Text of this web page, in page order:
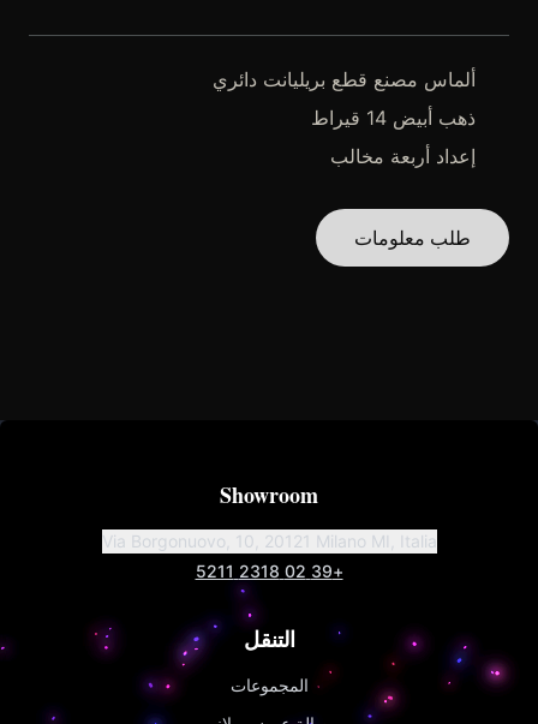
ألماس مصنع قطع بريليانت دائري
ذهب أبيض 14 قيراط
إعداد أربعة مخالب
طلب معلومات
Showroom
Via Borgonuovo, 10, 20121 Milano MI, Italia
+39 02 2318 5211
التنقل
المجموعات